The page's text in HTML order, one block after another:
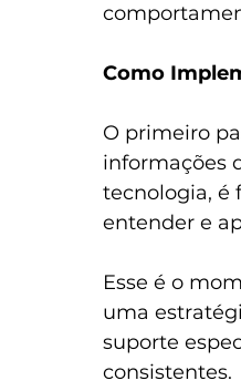
Como
O primeiro
informações
tecnologia, é
entender e
Esse é o
uma
suporte
consistentes.